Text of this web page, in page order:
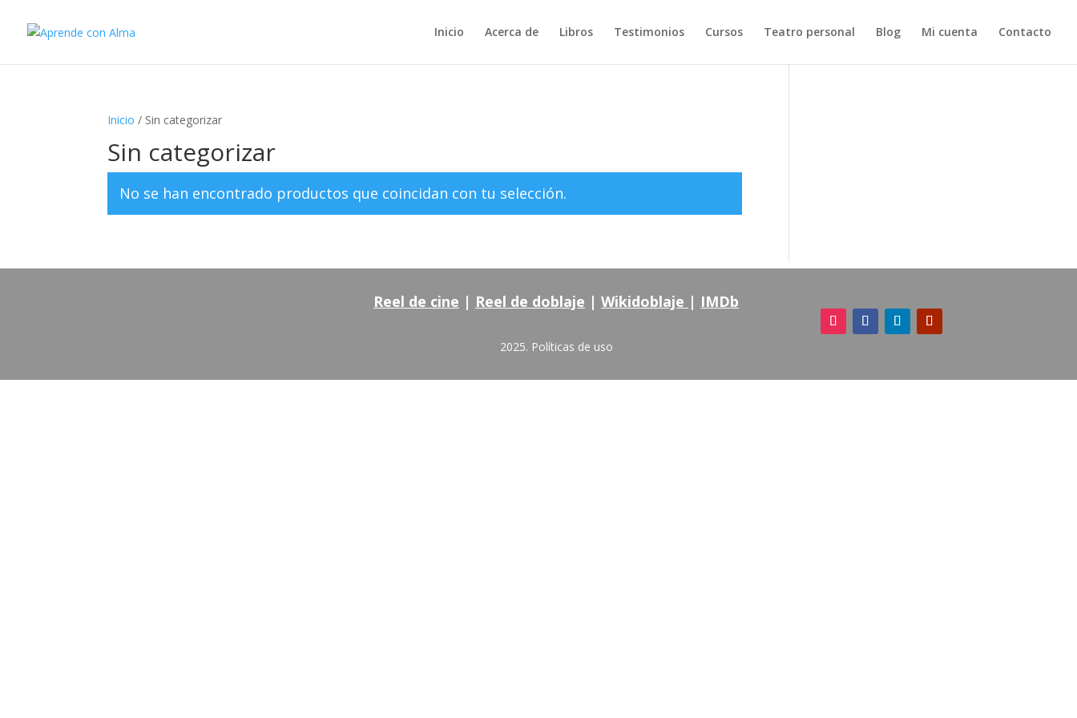
Inicio Acerca de Libros Testimonios Cursos Teatro personal Blog Mi cuenta Contacto
Inicio / Sin categorizar
Sin categorizar
No se han encontrado productos que coincidan con tu selección.
Reel de cine | Reel de doblaje |Wikidoblaje | IMDb
2025. Políticas de uso